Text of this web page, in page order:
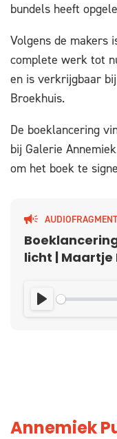
bundels heeft
Volgens de makers
complete werk tot
en is verkrijgbaar
Broekhuis.
De boeklancering
bij Galerie
om het boek te
AUDIOFRAGMENT
licht | Maartje
PLAY
Annemiek